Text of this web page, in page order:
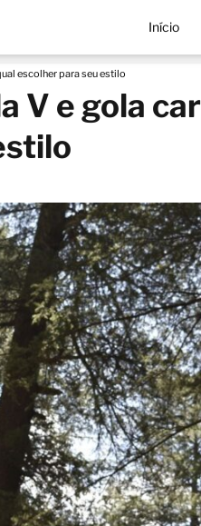
Início
escolher para seu estilo
V e gola